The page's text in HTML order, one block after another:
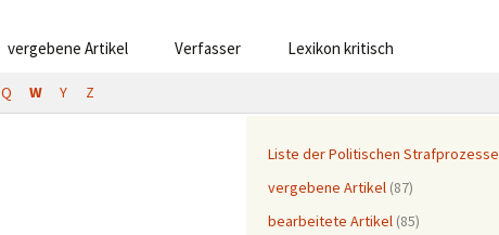
vergebene Artikel Verfasser Lexikon kritisch
Q W Y Z
Liste der Politischen Strafprozesse
vergebene Artikel (87)
bearbeitete Artikel (85)